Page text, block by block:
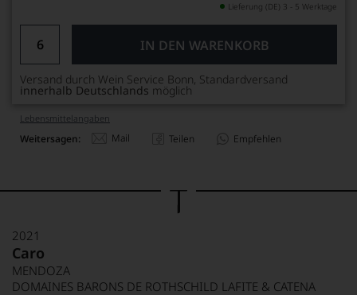
Lieferung (DE) 3 - 5 Werktage
IN DEN WARENKORB
Versand durch Wein Service Bonn, Standardversand
innerhalb Deutschlands möglich
Lebensmittel­angaben
Weitersagen: Mail Teilen Empfehlen
2021
Caro
MENDOZA
DOMAINES BARONS DE ROTHSCHILD LAFITE & CATENA